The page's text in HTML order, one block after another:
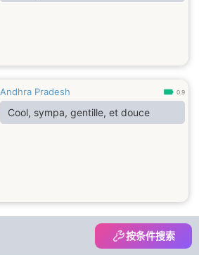
Andhra Pradesh 0.9
Cool, sympa, gentille, et douce
按条件搜索